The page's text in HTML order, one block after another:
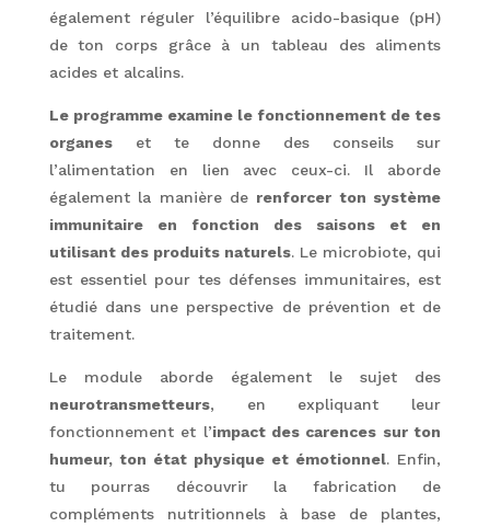
également réguler l’équilibre acido-basique (pH)
de ton corps grâce à un tableau des aliments
acides et alcalins.
Le programme examine le fonctionnement de tes
organeset te donne des conseils sur
l’alimentation en lien avec ceux-ci. Il aborde
également la manière de renforcer ton système
immunitaire en fonction des saisons et en
utilisant des produits naturels. Le microbiote, qui
est essentiel pour tes défenses immunitaires, est
étudié dans une perspective de prévention et de
traitement.
Le module aborde également le sujet des
neurotransmetteurs, en expliquant leur
fonctionnement et l’impact des carences sur ton
humeur, ton état physique et émotionnel. Enfin,
tu pourras découvrir la fabrication de
compléments nutritionnels à base de plantes,